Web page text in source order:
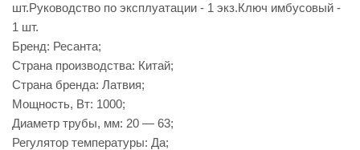
шт.Руководство по эксплуатации - 1 экз.Ключ имбусовый -
1 шт.
Бренд: Ресанта;
Страна производства: Китай;
Страна бренда: Латвия;
Мощность, Вт: 1000;
Диаметр трубы, мм: 20 — 63;
Регулятор температуры: Да;